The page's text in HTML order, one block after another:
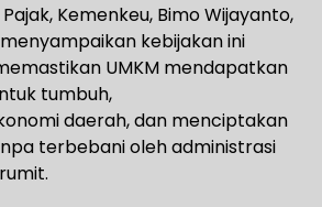
Kemenkeu, Bimo Wijayanto,
kebijakan ini
UMKM mendapatkan
tumbuh,
daerah, dan menciptakan
terbebani oleh administrasi